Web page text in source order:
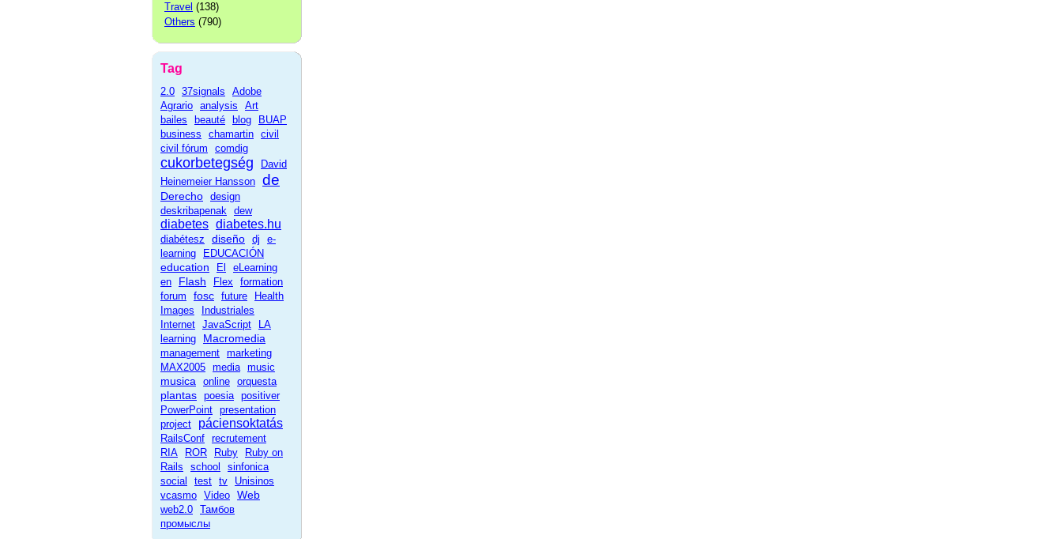
Travel (138)
Others (790)
Tag
2.0 37signals
Adobe
Agrario analysis
Art
bailes
beauté blog
BUAP
business
chamartin civil
civil fórum
comdig
cukorbetegség
David
Heinemeier Hansson de
Derecho design
deskribapenak dew
diabetes diabetes.hu
diabétesz diseño dj
e-
learning
EDUCACIÓN
education El
eLearning
en
Flash Flex
formation
forum
fosc future
Health
Images
Industriales
Internet JavaScript
LA
learning
Macromedia
management marketing
MAX2005 media music
musica online orquesta
plantas poesia positiver
PowerPoint presentation
project
páciensoktatás
RailsConf recrutement
RIA
ROR Ruby
Ruby on
Rails
school
sinfonica
social
test tv
Unisinos
vcasmo Video Web
web2.0 Тамбов
промыслы